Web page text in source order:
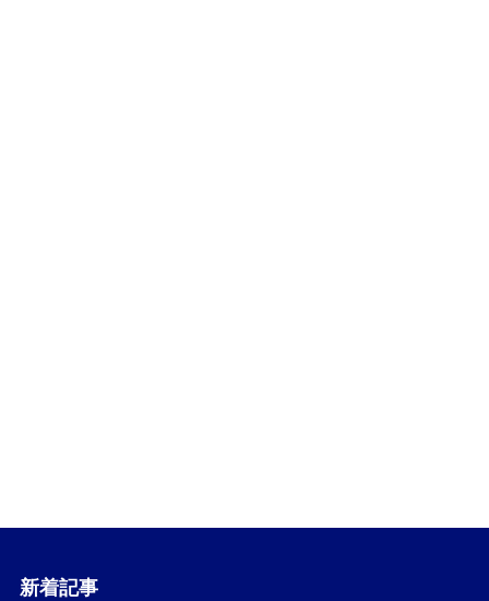
新着記事